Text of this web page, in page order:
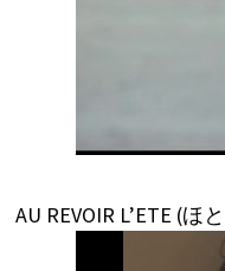
AU REVOIR L’ETE (